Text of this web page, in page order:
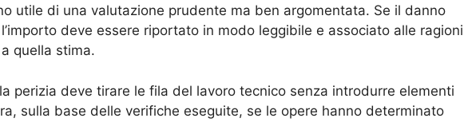
utile di una valutazione prudente ma ben argomentata. Se il danno
deve essere riportato in modo leggibile e associato alle ragioni
quella stima.
perizia deve tirare le fila del lavoro tecnico senza introdurre elementi
sulla base delle verifiche eseguite, se le opere hanno determinato